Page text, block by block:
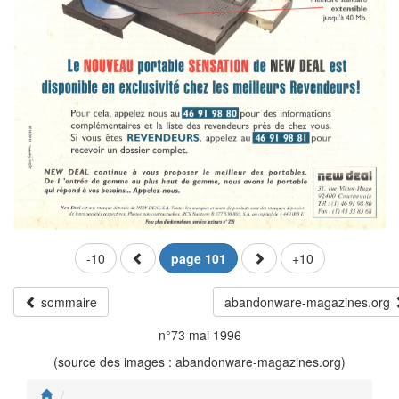
-10 page 101 +10
sommaire
abandonware-magazines.org
n°73 mai 1996
(source des images : abandonware-magazines.org)